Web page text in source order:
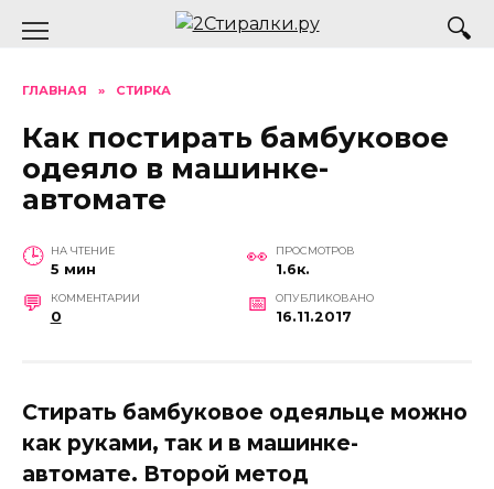
ГЛАВНАЯ » СТИРКА
Как постирать бамбуковое
одеяло в машинке-
автомате
НА ЧТЕНИЕ
5 мин
ПРОСМОТРОВ
1.6к.
КОММЕНТАРИИ
0
ОПУБЛИКОВАНО
16.11.2017
Стирать бамбуковое одеяльце можно
как руками, так и в машинке-
автомате. Второй метод